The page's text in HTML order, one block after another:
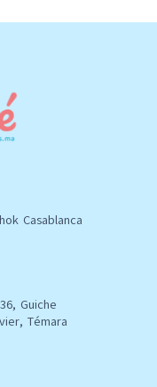
Casablanca
Guiche
Témara